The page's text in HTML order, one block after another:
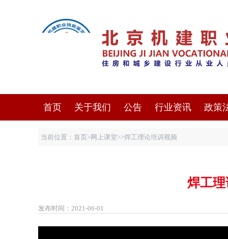
首页 关于我们 公告 行业资讯 政策
当前位置： 首页>网上课堂>>焊工理论培训视频
焊工
发布时间：2021-06-01